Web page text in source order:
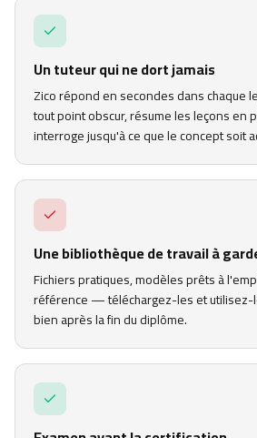
Un tuteur qui ne dort jamais
Zico répond en secondes dans chaque
tout point obscur, résume les leçons en
interroge jusqu'à ce que le concept soit
Une bibliothèque de travail à
Fichiers pratiques, modèles prêts à
référence — téléchargez-les et utilisez-
bien après la fin du diplôme.